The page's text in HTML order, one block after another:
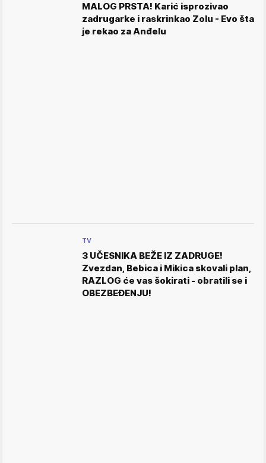
MALOG PRSTA! Karić isprozivao
zadrugarke i raskrinkao Zolu - Evo šta
je rekao za Anđelu
TV
3 UČESNIKA BEŽE IZ ZADRUGE!
Zvezdan, Bebica i Mikica skovali plan,
RAZLOG će vas šokirati - obratili se i
OBEZBEĐENJU!